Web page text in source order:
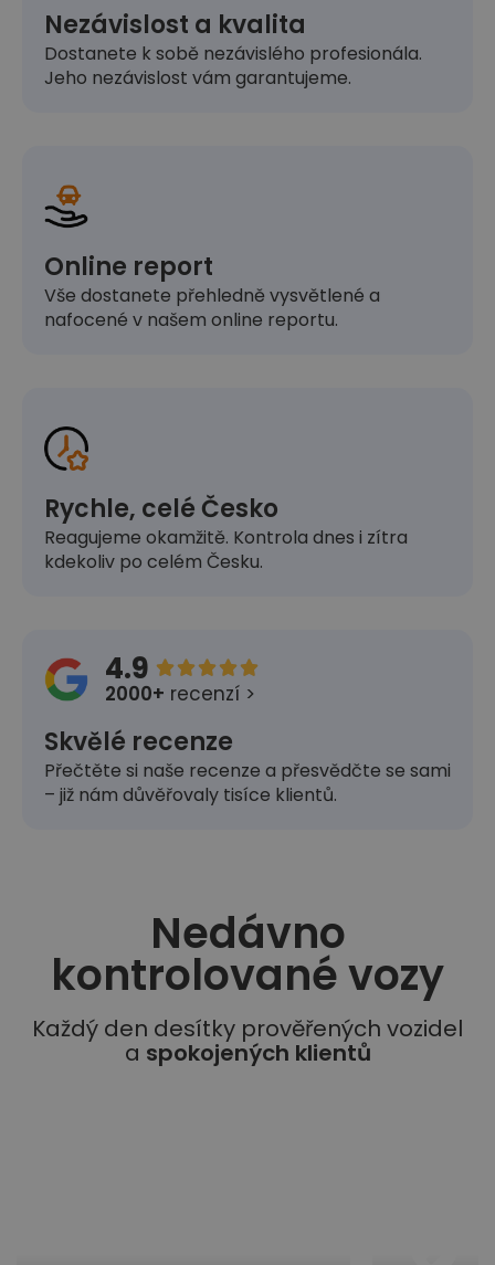
Nezávislost a kvalita
Dostanete k sobě nezávislého profesionála.
Jeho nezávislost vám garantujeme.
Online report
Vše dostanete přehledně vysvětlené a
nafocené v našem online reportu.
Rychle, celé Česko
Reagujeme okamžitě. Kontrola dnes i zítra
kdekoliv po celém Česku.
4.9 
2000+ recenzí >
Skvělé recenze
Přečtěte si naše recenze a přesvědčte se sami
– již nám důvěřovaly tisíce klientů.
Nedávno
kontrolované vozy​
Každý den desítky prověřených vozidel
a spokojených klientů